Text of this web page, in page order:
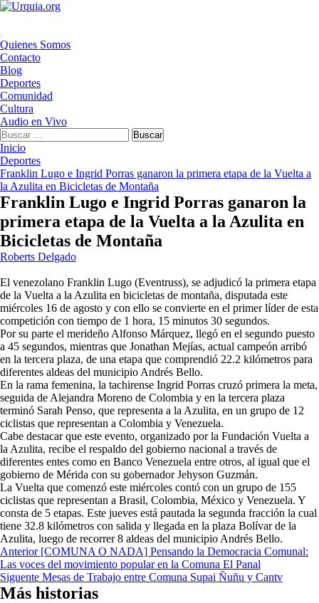
Saltar
Menú
principal
Quienes Somos
Contacto
Blog
Deportes
Comunidad
Cultura
Audio en Vivo
Buscar:
Inicio
Deportes
Franklin Lugo e Ingrid Porras ganaron la primera etapa de la Vuelta a
la Azulita en Bicicletas de Montaña
Franklin Lugo e Ingrid Porras ganaron la
primera etapa de la Vuelta a la Azulita en
Bicicletas de Montaña
Roberts Delgado
El venezolano Franklin Lugo (Eventruss), se adjudicó la primera etapa
de la Vuelta a la Azulita en bicicletas de montaña, disputada este
miércoles 16 de agosto y con ello se convierte en el primer líder de esta
competición con tiempo de 1 hora, 15 minutos 30 segundos.
Por su parte el merideño Alfonso Márquez, llegó en el segundo puesto
a 45 segundos, mientras que Jonathan Mejías, actual campeón arribó
en la tercera plaza, de una etapa que comprendió 22.2 kilómetros para
diferentes aldeas del municipio Andrés Bello.
En la rama femenina, la tachirense Ingrid Porras cruzó primera la meta,
seguida de Alejandra Moreno de Colombia y en la tercera plaza
terminó Sarah Penso, que representa a la Azulita, en un grupo de 12
ciclistas que representan a Colombia y Venezuela.
Cabe destacar que este evento, organizado por la Fundación Vuelta a
la Azulita, recibe el respaldo del gobierno nacional a través de
diferentes entes como en Banco Venezuela entre otros, al igual que el
gobierno de Mérida con su gobernador Jehyson Guzmán.
La Vuelta que comenzó este miércoles contó con un grupo de 155
ciclistas que representan a Brasil, Colombia, México y Venezuela. Y
consta de 5 etapas. Este jueves está pautada la segunda fracción la cual
tiene 32.8 kilómetros con salida y llegada en la plaza Bolívar de la
Azulita, luego de recorrer 8 aldeas del municipio Andrés Bello.
Navegación
de
entradas
Anterior[COMUNA O NADA] Pensando la Democracia Comunal:
Las voces del movimiento popular en la Comuna El Panal
Siguente Mesas de Trabajo entre Comuna Supai Ñuñu y Cantv
Más historias